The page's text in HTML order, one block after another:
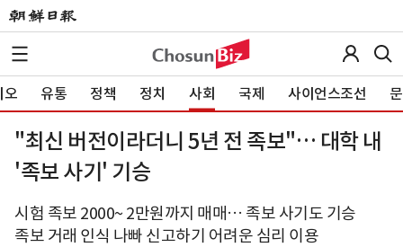
오 유통 정책 정치 사회 국제 사이언스조선
"최신 버전이라더니 5년 전 족보"… 대학 내
'족보 사기' 기승
시험 족보 2000~ 2만원까지 매매… 족보 사기도 기승
족보 거래 인식 나빠 신고하기 어려운 심리 이용